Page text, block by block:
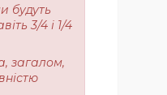
будуть
3/4 і 1/4
загалом,